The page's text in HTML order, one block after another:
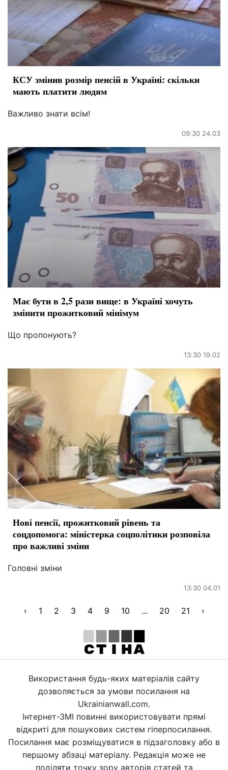
КСУ змінив розмір пенсій в Україні: скільки
мають платити людям
Важливо знати всім!
09:30 24.03
Має бути в 2,5 рази вище: в Україні хочуть
змінити прожитковий мінімум
Що пропонують?
13:30 19.02
Нові пенсії, прожитковий рівень та
соцдопомога: міністерка соцполітики розповіла
про важливі зміни
Головні зміни
13:30 04.01
‹ 1 2 3 4 9 10 ... 20 21 ›
Використання будь-яких матеріалів сайту
дозволяється за умови посилання на
Ukrainianwall.com.
Інтернет-ЗМІ повинні використовувати прямі
відкриті для пошукових систем гіперпосилання.
Посилання має розміщуватися в підзаголовку або в
першому абзаці матеріалу. Редакція може не
поділяти точку зору авторів статей та